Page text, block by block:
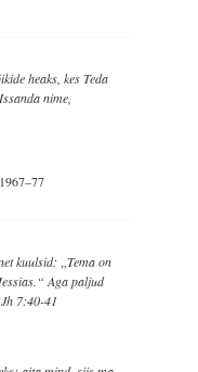
heaks, kes Teda
nime,
kuulsid: „Tema on
Aga paljud
7:40-41